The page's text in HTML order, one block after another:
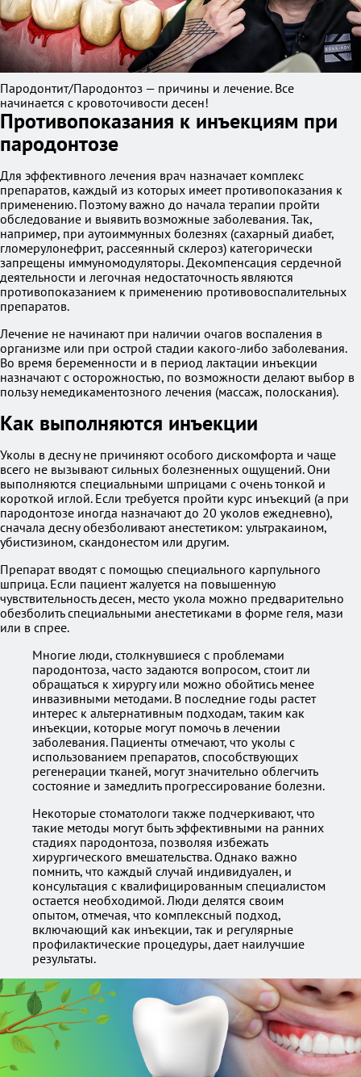
Пародонтит/Пародонтоз — причины и лечение. Все
начинается с кровоточивости десен!
Противопоказания к инъекциям при
пародонтозе
Для эффективного лечения врач назначает комплекс
препаратов, каждый из которых имеет противопоказания к
применению. Поэтому важно до начала терапии пройти
обследование и выявить возможные заболевания. Так,
например, при аутоиммунных болезнях (сахарный диабет,
гломерулонефрит, рассеянный склероз) категорически
запрещены иммуномодуляторы. Декомпенсация сердечной
деятельности и легочная недостаточность являются
противопоказанием к применению противовоспалительных
препаратов.
Лечение не начинают при наличии очагов воспаления в
организме или при острой стадии какого-либо заболевания.
Во время беременности и в период лактации инъекции
назначают с осторожностью, по возможности делают выбор в
пользу немедикаментозного лечения (массаж, полоскания).
Как выполняются инъекции
Уколы в десну не причиняют особого дискомфорта и чаще
всего не вызывают сильных болезненных ощущений. Они
выполняются специальными шприцами с очень тонкой и
короткой иглой. Если требуется пройти курс инъекций (а при
пародонтозе иногда назначают до 20 уколов ежедневно),
сначала десну обезболивают анестетиком: ультракаином,
убистизином, скандонестом или другим.
Препарат вводят с помощью специального карпульного
шприца. Если пациент жалуется на повышенную
чувствительность десен, место укола можно предварительно
обезболить специальными анестетиками в форме геля, мази
или в спрее.
Многие люди, столкнувшиеся с проблемами
пародонтоза, часто задаются вопросом, стоит ли
обращаться к хирургу или можно обойтись менее
инвазивными методами. В последние годы растет
интерес к альтернативным подходам, таким как
инъекции, которые могут помочь в лечении
заболевания. Пациенты отмечают, что уколы с
использованием препаратов, способствующих
регенерации тканей, могут значительно облегчить
состояние и замедлить прогрессирование болезни.
Некоторые стоматологи также подчеркивают, что
такие методы могут быть эффективными на ранних
стадиях пародонтоза, позволяя избежать
хирургического вмешательства. Однако важно
помнить, что каждый случай индивидуален, и
консультация с квалифицированным специалистом
остается необходимой. Люди делятся своим
опытом, отмечая, что комплексный подход,
включающий как инъекции, так и регулярные
профилактические процедуры, дает наилучшие
результаты.